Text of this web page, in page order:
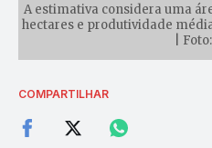
A estimativa considera uma
hectares e produtividade
|
COMPARTILHAR